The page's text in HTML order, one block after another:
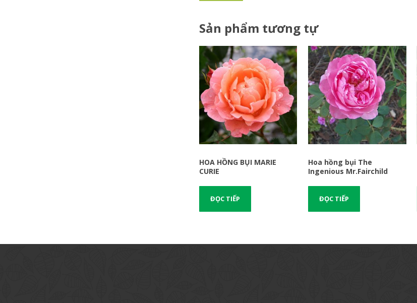
Sản phẩm tương tự
HOA HỒNG BỤI MARIE
CURIE
ĐỌC TIẾP
Hoa hồng bụi The
Ingenious Mr.Fairchild
ĐỌC TIẾP